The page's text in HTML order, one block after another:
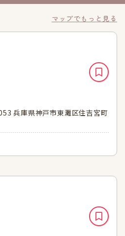
マップでもっと見る
兵庫県神戸市東灘区住吉宮町